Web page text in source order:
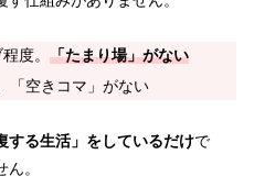
度。 「たまり場」がない
「空きコマ」がない
する生活」をしているだけで
。